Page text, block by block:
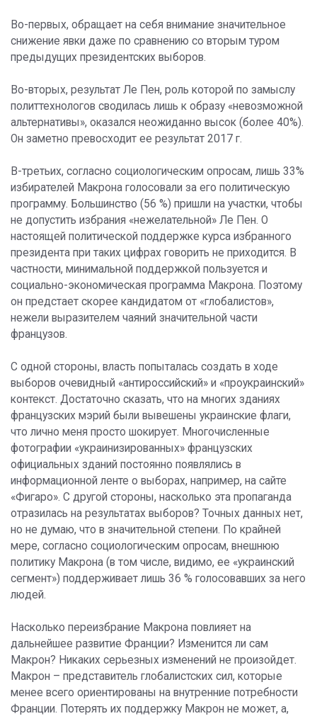
Во-первых, обращает на себя внимание значительное
снижение явки даже по сравнению со вторым туром
предыдущих президентских выборов.
Во-вторых, результат Ле Пен, роль которой по замыслу
политтехнологов сводилась лишь к образу «невозможной
альтернативы», оказался неожиданно высок (более 40%).
Он заметно превосходит ее результат 2017 г.
В-третьих, согласно социологическим опросам, лишь 33%
избирателей Макрона голосовали за его политическую
программу. Большинство (56 %) пришли на участки, чтобы
не допустить избрания «нежелательной» Ле Пен. О
настоящей политической поддержке курса избранного
президента при таких цифрах говорить не приходится. В
частности, минимальной поддержкой пользуется и
социально-экономическая программа Макрона. Поэтому
он предстает скорее кандидатом от «глобалистов»,
нежели выразителем чаяний значительной части
французов.
С одной стороны, власть попыталась создать в ходе
выборов очевидный «антироссийский» и «проукраинский»
контекст. Достаточно сказать, что на многих зданиях
французских мэрий были вывешены украинские флаги,
что лично меня просто шокирует. Многочисленные
фотографии «украинизированных» французских
официальных зданий постоянно появлялись в
информационной ленте о выборах, например, на сайте
«Фигаро». С другой стороны, насколько эта пропаганда
отразилась на результатах выборов? Точных данных нет,
но не думаю, что в значительной степени. По крайней
мере, согласно социологическим опросам, внешнюю
политику Макрона (в том числе, видимо, ее «украинский
сегмент») поддерживает лишь 36 % голосовавших за него
людей.
Насколько переизбрание Макрона повлияет на
дальнейшее развитие Франции? Изменится ли сам
Макрон? Никаких серьезных изменений не произойдет.
Макрон – представитель глобалистских сил, которые
менее всего ориентированы на внутренние потребности
Франции. Потерять их поддержку Макрон не может, а,